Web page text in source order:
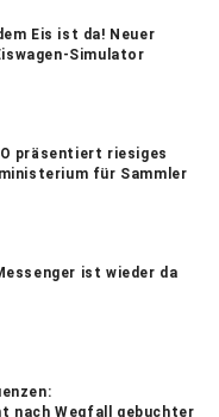
Eis ist da! Neuer
Simulator
präsentiert riesiges
für Sammler
ist wieder da
nach Wegfall gebuchter